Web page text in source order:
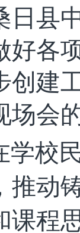
日县
好各
创建
场会
学校
推动
课程